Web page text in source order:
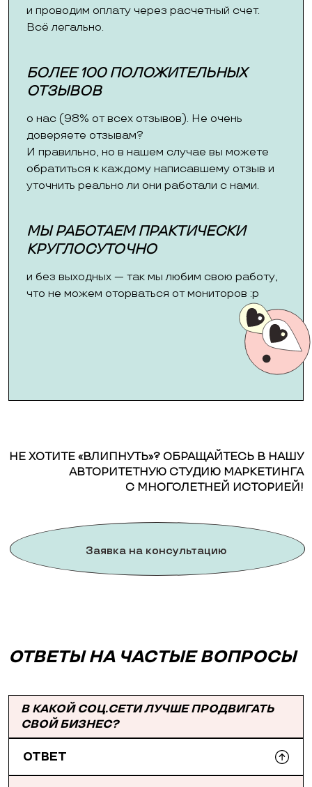
и проводим оплату через расчетный счет.
Всё легально.
БОЛЕЕ 100 ПОЛОЖИТЕЛЬНЫХ
ОТЗЫВОВ
о нас (98% от всех отзывов). Не очень
доверяете отзывам?
И правильно, но в нашем случае вы можете
обратиться к каждому написавшему отзыв и
уточнить реально ли они работали с нами.
МЫ РАБОТАЕМ ПРАКТИЧЕСКИ
КРУГЛОСУТОЧНО
и без выходных — так мы любим свою работу,
что не можем оторваться от мониторов :p
НЕ ХОТИТЕ «ВЛИПНУТЬ»? ОБРАЩАЙТЕСЬ В НАШУ
АВТОРИТЕТНУЮ СТУДИЮ МАРКЕТИНГА
С МНОГОЛЕТНЕЙ ИСТОРИЕЙ!
Заявка на консультацию
ОТВЕТЫ НА ЧАСТЫЕ ВОПРОСЫ
В КАКОЙ СОЦ.СЕТИ ЛУЧШЕ ПРОДВИГАТЬ
СВОЙ БИЗНЕС?
ОТВЕТ